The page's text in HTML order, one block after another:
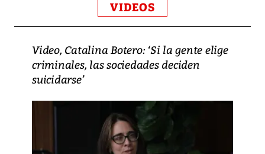
VIDEOS
Video, Catalina Botero: ‘Si la gente elige
criminales, las sociedades deciden
suicidarse’